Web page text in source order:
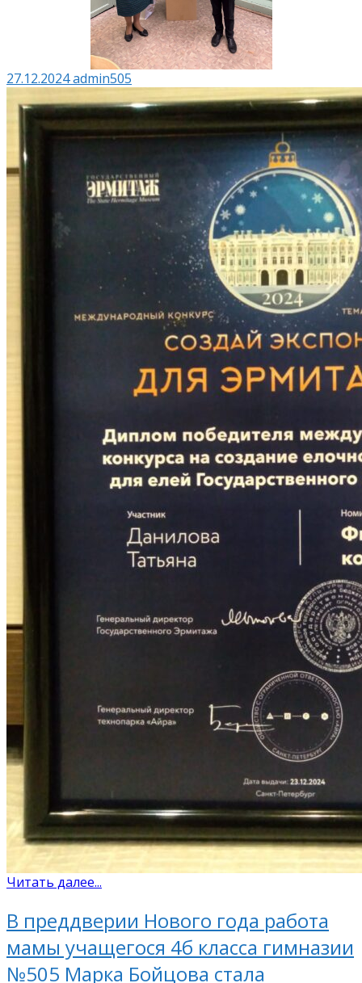
27.12.2024admin505
Читать далее...
В преддверии Нового года работа
мамы учащегося 4б класса гимназии
№505 Марка Бойцова стала